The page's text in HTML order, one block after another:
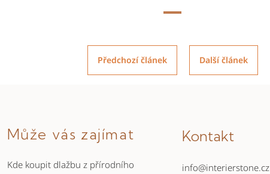
Předchozí článek Další článek
Může vás zajímat
Kde koupit dlažbu z přírodního
Kontakt
info@interierstone.cz